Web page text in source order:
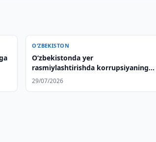
O‘ZBEKISTON
O‘zbekistonda yer
rasmiylashtirishda korrupsiyaning
ikki holati aniqlandi
29/07/2026